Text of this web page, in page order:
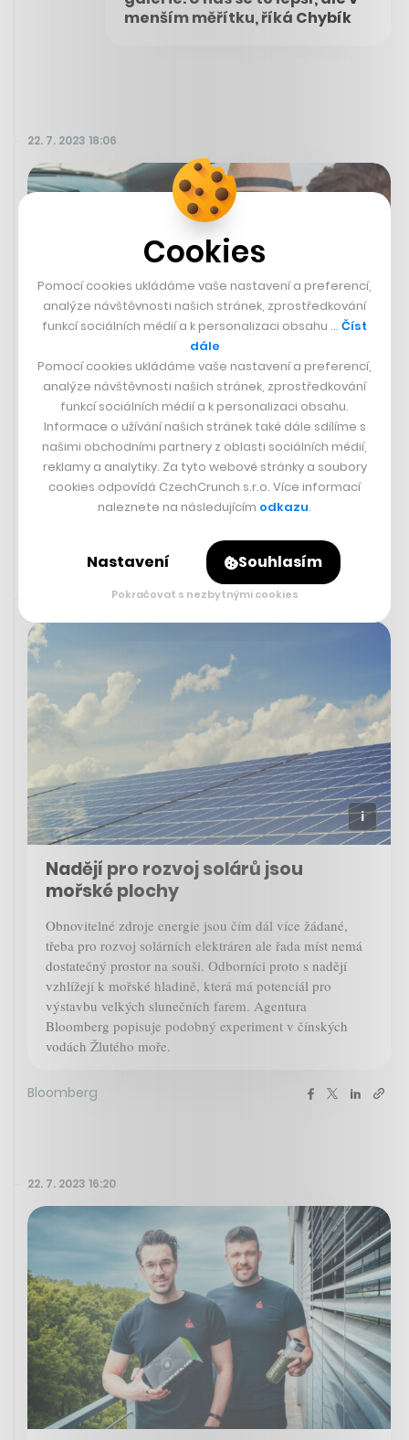
menším měřítku, říká Chybík
22. 7. 2023 18:06
Půjčení automobilu v zahraničí je
kličkováním mezi pastmi na turisty.
Na co všechno si dát pozor?
VOJTĚCH SEDLÁČEK
22. 7. 2023 17:43
Nadějí pro rozvoj solárů jsou
mořské plochy
Obnovitelné zdroje energie jsou čím dál více žádané,
třeba pro rozvoj solárních elektráren ale řada míst nemá
dostatečný prostor na souši. Odborníci proto s nadějí
vzhlížejí k mořské hladině, která má potenciál pro
výstavbu velkých slunečních farem. Agentura
Bloomberg popisuje podobný experiment v čínských
vodách Žlutého moře.
Bloomberg
22. 7. 2023 16:20
Cookies
Pomocí cookies ukládáme vaše nastavení a preferencí,
analýze návštěvnosti našich stránek, zprostředkování
funkcí sociálních médií a k personalizaci obsahu … Číst
dále
Pomocí cookies ukládáme vaše nastavení a preferencí,
analýze návštěvnosti našich stránek, zprostředkování
funkcí sociálních médií a k personalizaci obsahu.
Informace o užívání našich stránek také dále sdílíme s
našimi obchodními partnery z oblasti sociálních médií,
reklamy a analytiky. Za tyto webové stránky a soubory
cookies odpovídá CzechCrunch s.r.o. Více informací
naleznete na následujícím odkazu.
Nastavení Souhlasím
Pokračovat s nezbytnými cookies